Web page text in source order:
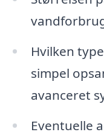
Hvilken
simpel
avanceret
Eventuelle